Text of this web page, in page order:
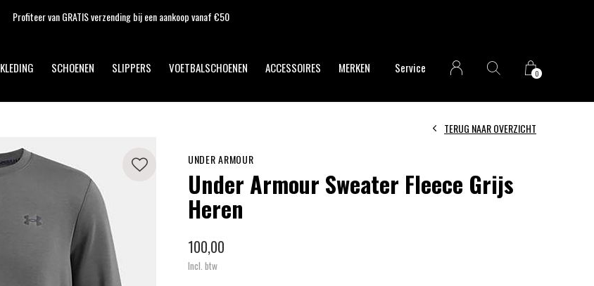
KLEDING SCHOENEN SLIPPERS VOETBALSCHOENEN ACCESSOIRES MERKEN Service 0
Profiteer van GRATIS verzending bij een aankoop vanaf €50
UNDER ARMOUR
Under Armour Sweater Fleece Grijs
Heren
TERUG NAAR OVERZICHT
100,00
Incl. btw